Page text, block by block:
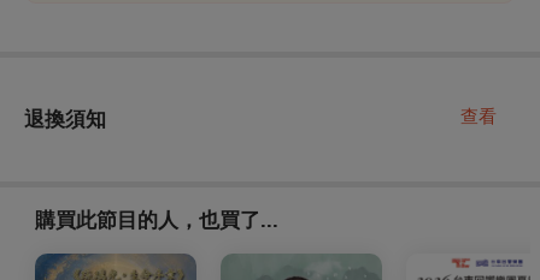
退換須知 查看
購買此節目的人，也買了...